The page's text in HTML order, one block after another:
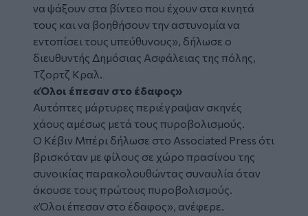
να ψάξουν στα βίντεο που έχουν στα κινητά
τους και να βοηθήσουν την αστυνομία να
εντοπίσει τους υπεύθυνους», δήλωσε ο
διευθυντής Δημόσιας Ασφάλειας της πόλης,
Τζορτζ Κραλ.
«Όλοι έπεσαν στο έδαφος»
Αυτόπτες μάρτυρες περιέγραψαν σκηνές
χάους αμέσως μετά τους πυροβολισμούς.
Ο Κέβιν Μπέρι δήλωσε στο Associated Press ότι
βρισκόταν με φίλους σε χώρο πρασίνου της
συνοικίας παρακολουθώντας συναυλία όταν
άκουσε τους πρώτους πυροβολισμούς.
«Όλοι έπεσαν στο έδαφος», ανέφερε.